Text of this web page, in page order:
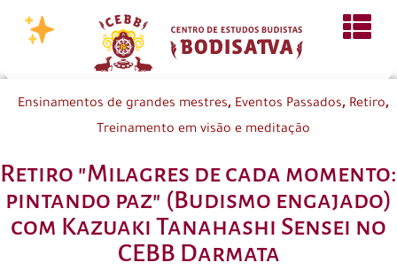
Ensinamentos de grandes mestres, Eventos Passados, Retiro,
Treinamento em visão e meditação
Retiro "Milagres de cada momento:
pintando paz" (Budismo engajado)
com Kazuaki Tanahashi Sensei no
CEBB Darmata